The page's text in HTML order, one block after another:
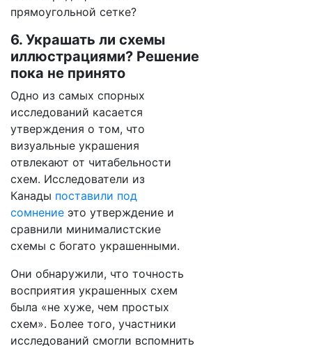
прямоугольной сетке?
6. Украшать ли схемы
иллюстрациями? Решение
пока не принято
Одно из самых спорных
исследований касается
утверждения о том, что
визуальные украшения
отвлекают от читабельности
схем. Исследователи из
Канады поставили под
сомнение это утверждение и
сравнили минималистские
схемы с богато украшенными.
Они обнаружили, что точность
восприятия украшенных схем
была «не хуже, чем простых
схем». Более того, участники
исследований смогли вспомнить